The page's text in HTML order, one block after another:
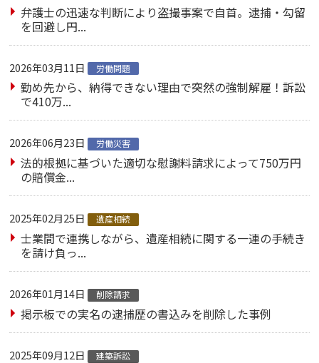
弁護士の迅速な判断により盗撮事案で自首。逮捕・勾留
を回避し円...
2026年03月11日 労働問題
勤め先から、納得できない理由で突然の強制解雇！訴訟
で410万...
2026年06月23日 労働災害
法的根拠に基づいた適切な慰謝料請求によって750万円
の賠償金...
2025年02月25日 遺産相続
士業間で連携しながら、遺産相続に関する一連の手続き
を請け負っ...
2026年01月14日 削除請求
掲示板での実名の逮捕歴の書込みを削除した事例
2025年09月12日 建築訴訟